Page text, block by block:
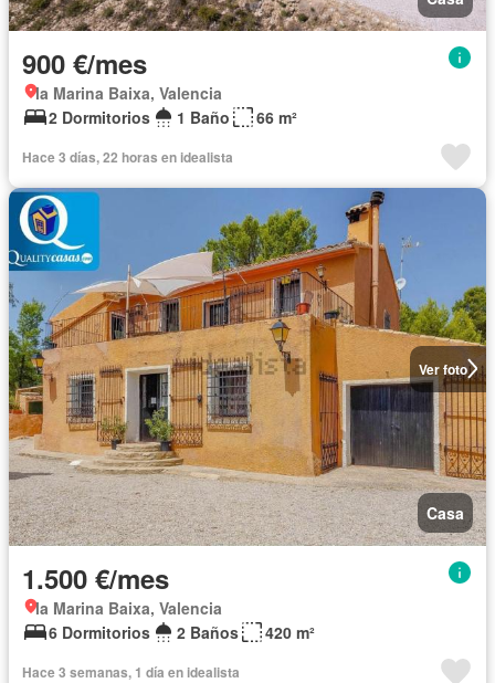
900 €/mes
la Marina Baixa, Valencia
2 Dormitorios
1 Baño 66 m²
Hace 3 días, 22 horas en idealista
Ver foto
Casa
1.500 €/mes
la Marina Baixa, Valencia
6 Dormitorios
2 Baños 420 m²
Hace 3 semanas, 1 día en idealista